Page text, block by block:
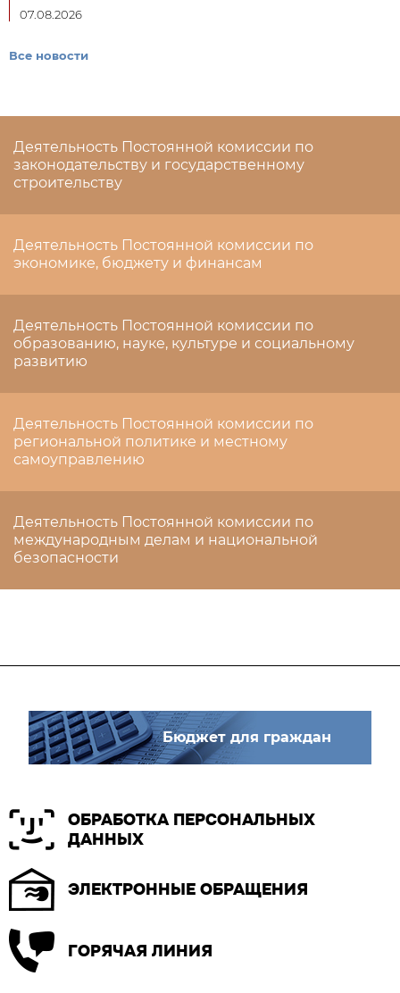
07.08.2026
Все новости
Деятельность Постоянной комиссии по
законодательству и государственному
строительству
Деятельность Постоянной комиссии по
экономике, бюджету и финансам
Деятельность Постоянной комиссии по
образованию, науке, культуре и социальному
развитию
Деятельность Постоянной комиссии по
региональной политике и местному
самоуправлению
Деятельность Постоянной комиссии по
международным делам и национальной
безопасности
Бюджет для граждан
ОБРАБОТКА ПЕРСОНАЛЬНЫХ
ДАННЫХ
ЭЛЕКТРОННЫЕ ОБРАЩЕНИЯ
ГОРЯЧАЯ ЛИНИЯ